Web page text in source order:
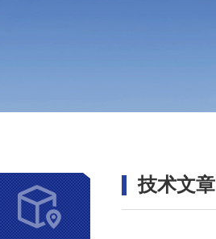
技术文章